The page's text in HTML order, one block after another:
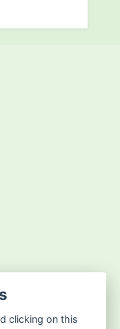
clicking on this